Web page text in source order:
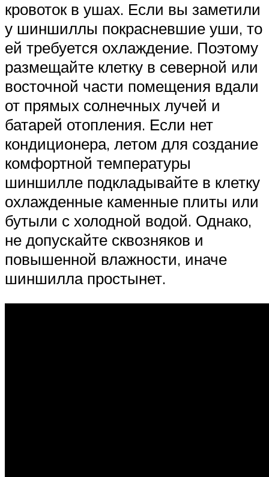
кровоток в ушах. Если вы заметили
у шиншиллы покрасневшие уши, то
ей требуется охлаждение. Поэтому
размещайте клетку в северной или
восточной части помещения вдали
от прямых солнечных лучей и
батарей отопления. Если нет
кондиционера, летом для создание
комфортной температуры
шиншилле подкладывайте в клетку
охлажденные каменные плиты или
бутыли с холодной водой. Однако,
не допускайте сквозняков и
повышенной влажности, иначе
шиншилла простынет.